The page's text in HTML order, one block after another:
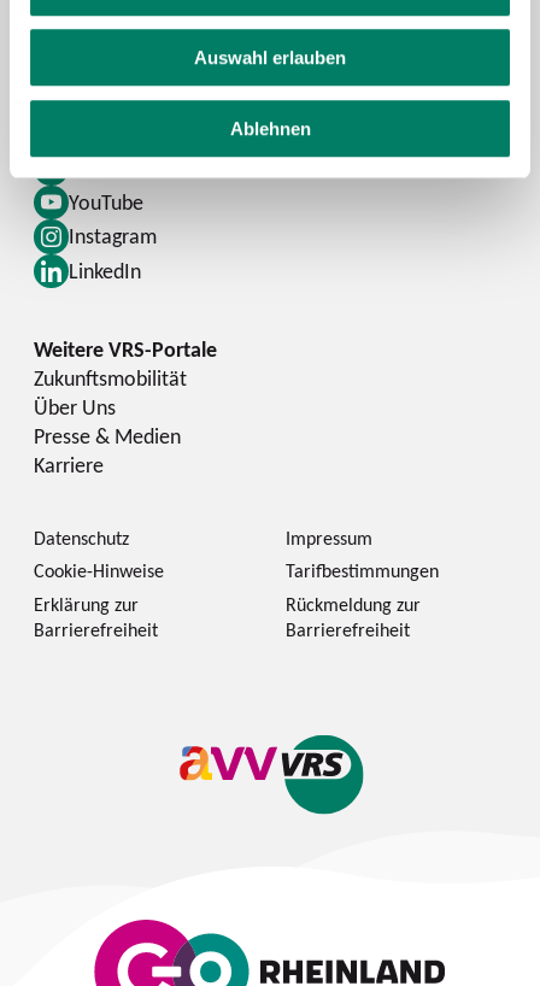
Auswahl erlauben
Ablehnen
Facebook
YouTube
Instagram
LinkedIn
Kontaktformular
Schlaue Nummer
Zukunftsmobilität
Über Uns
Presse & Medien
Karriere
Datenschutz
Impressum
Cookie-Hinweise
Tarifbestimmungen
Erklärung zur
Barrierefreiheit
Rückmeldung zur
Barrierefreiheit